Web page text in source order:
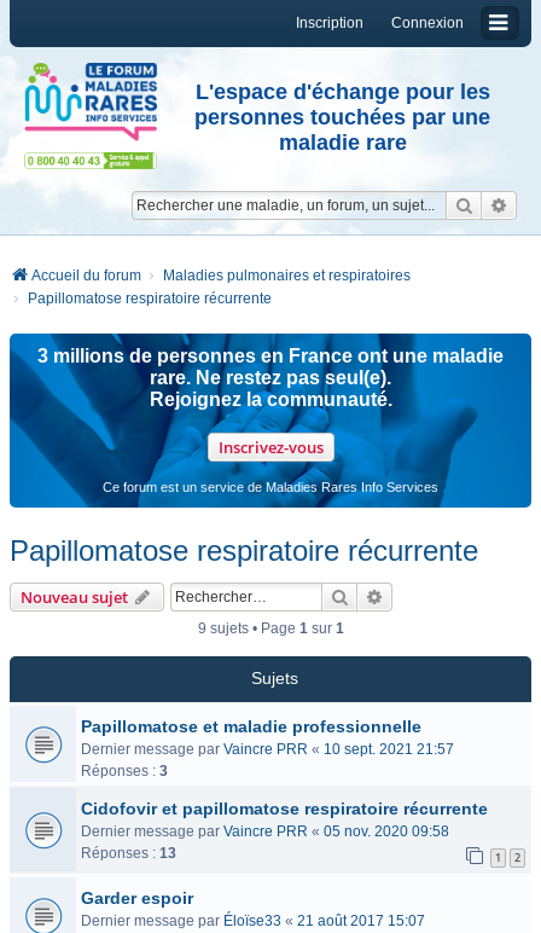
Connexion
Inscription
L'espace d'échange pour les
personnes touchées par une
maladie rare
Accueil du forum
Maladies pulmonaires et respiratoires
Papillomatose respiratoire récurrente
3 millions de personnes en France ont une maladie
rare. Ne restez pas seul(e).
Rejoignez la communauté.
Inscrivez-vous
Ce forum est un service de Maladies Rares Info Services
Papillomatose respiratoire récurrente
Nouveau sujet Rechercher
9 sujets • Page 1sur 1
Sujets
Papillomatose et maladie professionnelle
Dernier message par Vaincre PRR « 10 sept. 2021 21:57
Réponses : 3
Cidofovir et papillomatose respiratoire récurrente
Dernier message par Vaincre PRR « 05 nov. 2020 09:58
Réponses : 13 1 2
Garder espoir
Dernier message par Éloïse33 « 21 août 2017 15:07